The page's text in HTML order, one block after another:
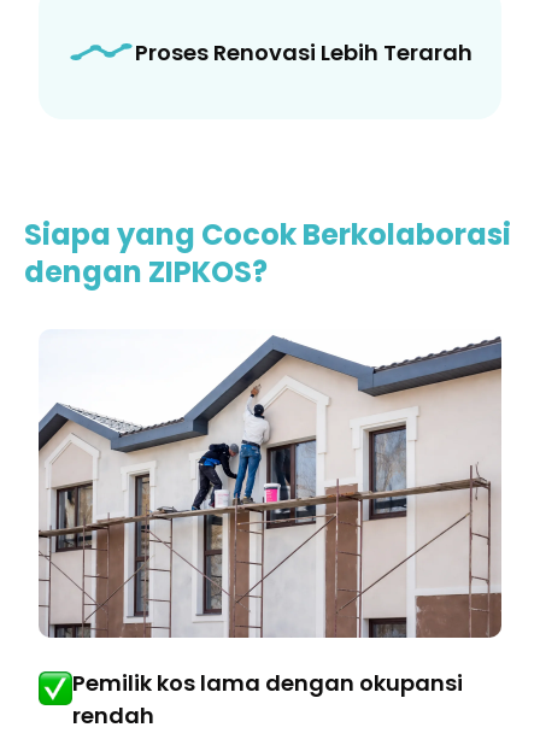
Proses Renovasi Lebih Terarah
Siapa yang Cocok Berkolaborasi
dengan ZIPKOS?
Pemilik kos lama dengan okupansi
rendah